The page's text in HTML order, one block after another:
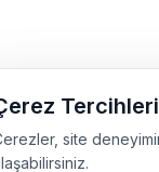
Tercihleri
site